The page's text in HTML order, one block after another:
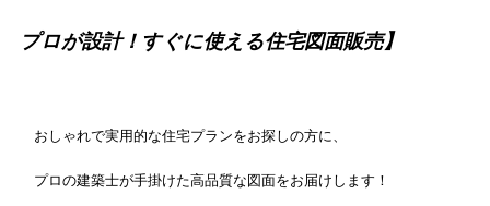
プロが設計！すぐに使える住宅図面販売】
おしゃれで実用的な住宅プランをお探しの方に、
プロの建築士が手掛けた高品質な図面をお届けします！